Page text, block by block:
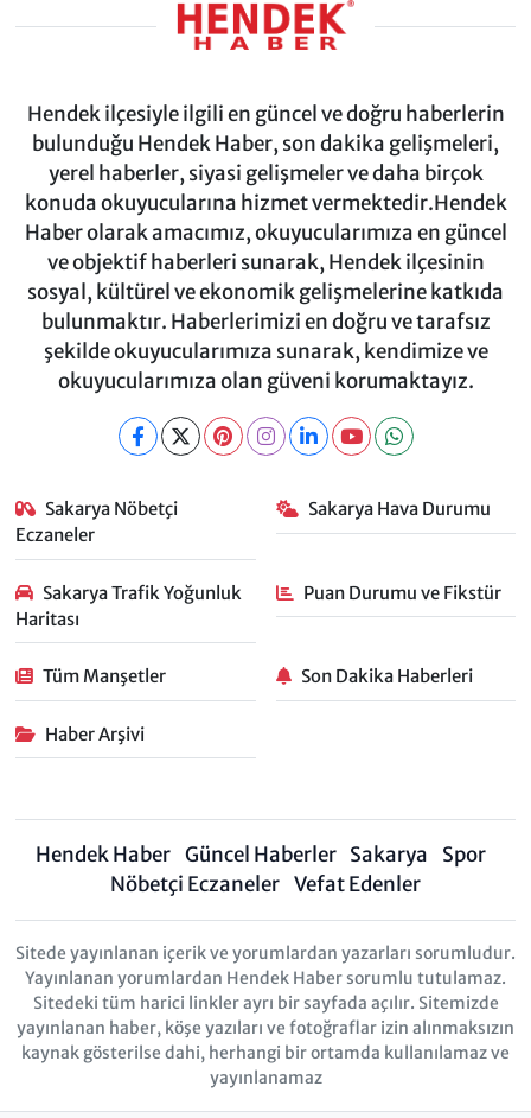
Hendek ilçesiyle ilgili en güncel ve doğru haberlerin
bulunduğu Hendek Haber, son dakika gelişmeleri,
yerel haberler, siyasi gelişmeler ve daha birçok
konuda okuyucularına hizmet vermektedir.Hendek
Haber olarak amacımız, okuyucularımıza en güncel
ve objektif haberleri sunarak, Hendek ilçesinin
sosyal, kültürel ve ekonomik gelişmelerine katkıda
bulunmaktır. Haberlerimizi en doğru ve tarafsız
şekilde okuyucularımıza sunarak, kendimize ve
okuyucularımıza olan güveni korumaktayız.
Sakarya Nöbetçi
Eczaneler
Sakarya Hava Durumu
Sakarya Trafik Yoğunluk
Haritası
Puan Durumu ve Fikstür
Tüm Manşetler Son Dakika Haberleri
Haber Arşivi
Hendek Haber Güncel Haberler Sakarya
Spor
Nöbetçi Eczaneler Vefat Edenler
Sitede yayınlanan içerik ve yorumlardan yazarları sorumludur.
Yayınlanan yorumlardan Hendek Haber sorumlu tutulamaz.
Sitedeki tüm harici linkler ayrı bir sayfada açılır. Sitemizde
yayınlanan haber, köşe yazıları ve fotoğraflar izin alınmaksızın
kaynak gösterilse dahi, herhangi bir ortamda kullanılamaz ve
yayınlanamaz